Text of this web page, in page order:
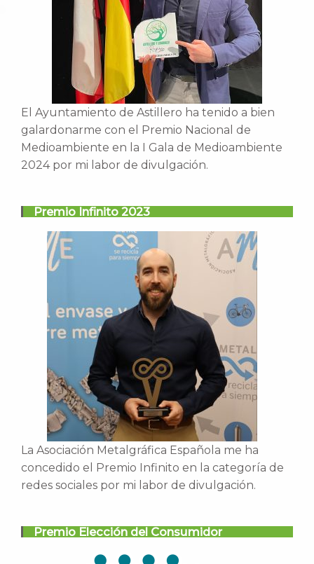
El Ayuntamiento de Astillero ha tenido a bien
galardonarme con el Premio Nacional de
Medioambiente en la I Gala de Medioambiente
2024 por mi labor de divulgación.
Premio Infinito 2023
La Asociación Metalgráfica Española me ha
concedido el Premio Infinito en la categoría de
redes sociales por mi labor de divulgación.
Premio Elección del Consumidor